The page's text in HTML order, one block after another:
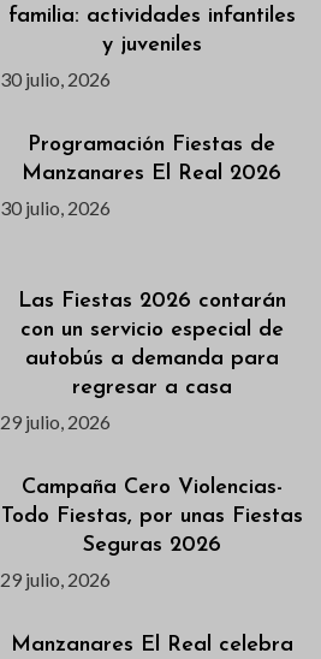
familia: actividades infantiles
y juveniles
30 julio, 2026
Programación Fiestas de
Manzanares El Real 2026
30 julio, 2026
Las Fiestas 2026 contarán
con un servicio especial de
autobús a demanda para
regresar a casa
29 julio, 2026
Campaña Cero Violencias-
Todo Fiestas, por unas Fiestas
Seguras 2026
29 julio, 2026
Manzanares El Real celebra